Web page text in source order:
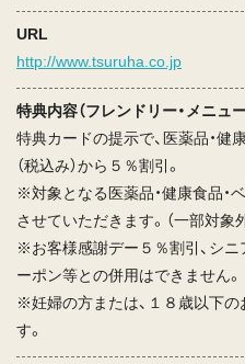
URL
http://www.tsuruha.co.jp
特典内容（フレンドリー・メニュ
特典カードの提示で、医薬品・健
（税込み）から５％割引。
※対象となる医薬品・健康食品・
させていただきます。（一部対象
※お客様感謝デー５％割引、シニ
ーポン等との併用はできません。
※妊婦の方または、１８歳以下
す。